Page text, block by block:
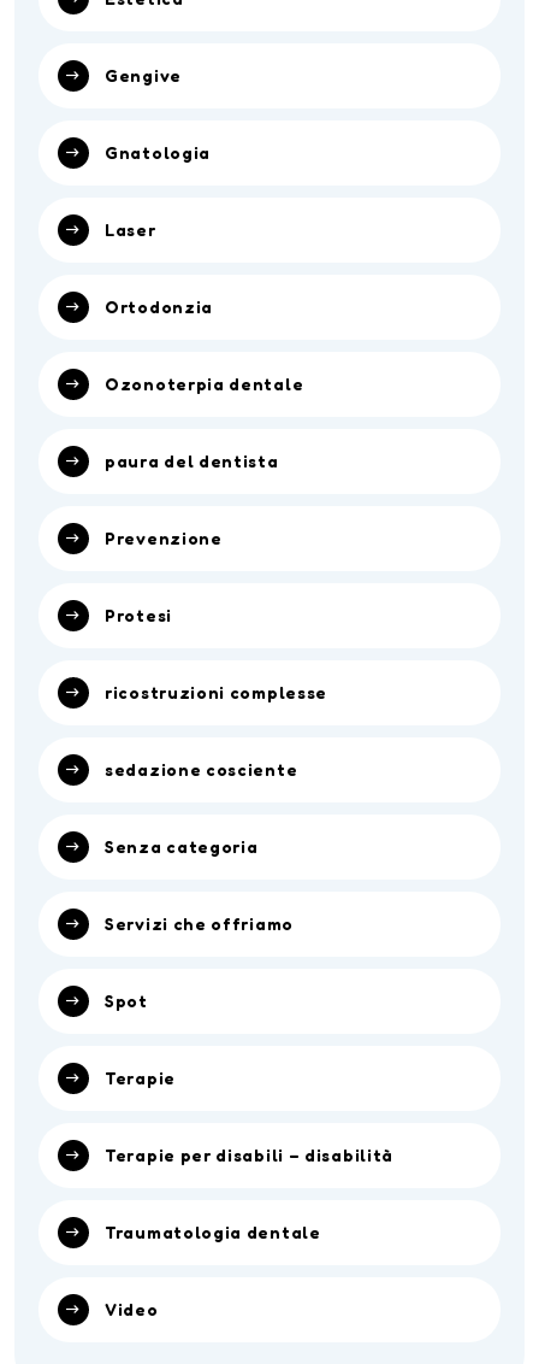
Gengive
Gnatologia
Laser
Ortodonzia
Ozonoterpia dentale
paura del dentista
Prevenzione
Protesi
ricostruzioni complesse
sedazione cosciente
Senza categoria
Servizi che offriamo
Spot
Terapie
Terapie per disabili – disabilità
Traumatologia dentale
Video